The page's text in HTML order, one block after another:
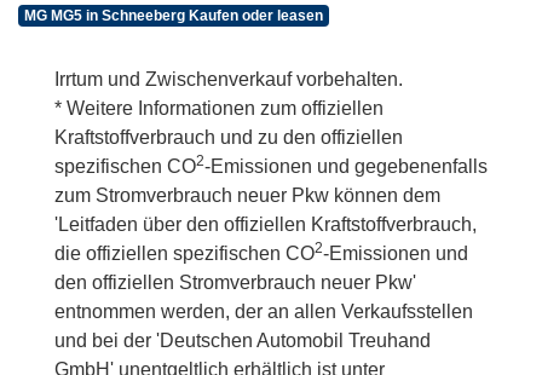
MG MG5 in Schneeberg Kaufen oder leasen
Irrtum und Zwischenverkauf vorbehalten.
* Weitere Informationen zum offiziellen
Kraftstoffverbrauch und zu den offiziellen
spezifischen CO2-Emissionen und gegebenenfalls
zum Stromverbrauch neuer Pkw können dem
'Leitfaden über den offiziellen Kraftstoffverbrauch,
die offiziellen spezifischen CO2-Emissionen und
den offiziellen Stromverbrauch neuer Pkw'
entnommen werden, der an allen Verkaufsstellen
und bei der 'Deutschen Automobil Treuhand
GmbH' unentgeltlich erhältlich ist unter